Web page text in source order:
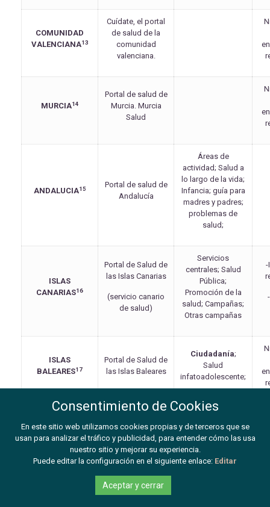
COMUNIDAD
VALENCIANA13
Cuídate, el portal
de salud de la
comunidad
valenciana.
MURCIA14
Portal de salud de
Murcia. Murcia
Salud
ANDALUCIA15
Portal de salud de
Andalucía
Áreas de
actividad; Salud a
lo largo de la vida;
Infancia; guía para
madres y padres;
problemas de
salud;
ISLAS
CANARIAS16
Portal de Salud de
las Islas Canarias
(servicio canario
de salud)
Servicios
centrales; Salud
Pública;
Promoción de la
salud; Campañas;
Otras campañas
-
ISLAS
BALEARES17
Portal de Salud de
las Islas Baleares
Ciudadanía;
Salud
infatoadolescente;
CEUTA 18 Portal de Salud de
Portal de Salud de
Consentimiento de Cookies
En este sitio web utilizamos cookies propias y de terceros que se
usan para analizar el tráfico y publicidad, para entender cómo las usa
nuestro sitio y mejorar su experiencia.
Puede editar la configuración en el siguiente enlace: Editar
Aceptar y cerrar